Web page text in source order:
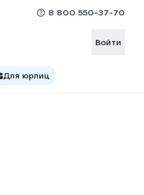
8 800 550-37-70
Войти
Для юрлиц